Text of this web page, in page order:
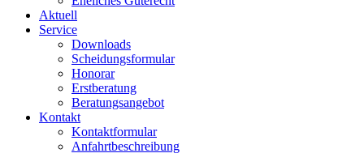
Aktuell
Service
Downloads
Scheidungsformular
Honorar
Erstberatung
Beratungsangebot
Kontakt
Kontaktformular
Anfahrtbeschreibung